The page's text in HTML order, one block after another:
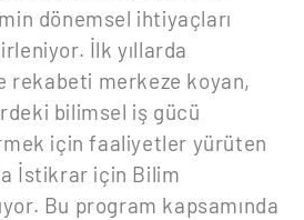
dönemsel ihtiyaçları
İlk yıllarda
rekabeti merkeze koyan,
bilimsel iş gücü
için faaliyetler yürüten
İstikrar için Bilim
Bu program kapsamında